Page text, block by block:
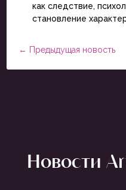
как следствие,
становление
← Предыдущая новость
Новости